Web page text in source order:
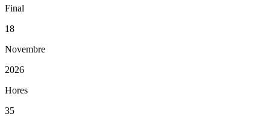
Final
18
Novembre
2026
Hores
35